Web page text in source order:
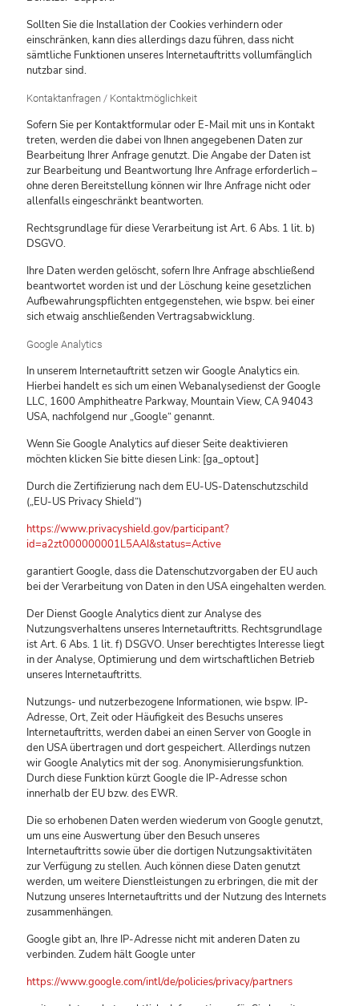
Sollten Sie die Installation der Cookies verhindern oder
einschränken, kann dies allerdings dazu führen, dass nicht
sämtliche Funktionen unseres Internetauftritts vollumfänglich
nutzbar sind.
Kontaktanfragen / Kontaktmöglichkeit
Sofern Sie per Kontaktformular oder E-Mail mit uns in Kontakt
treten, werden die dabei von Ihnen angegebenen Daten zur
Bearbeitung Ihrer Anfrage genutzt. Die Angabe der Daten ist
zur Bearbeitung und Beantwortung Ihre Anfrage erforderlich –
ohne deren Bereitstellung können wir Ihre Anfrage nicht oder
allenfalls eingeschränkt beantworten.
Rechtsgrundlage für diese Verarbeitung ist Art. 6 Abs. 1 lit. b)
DSGVO.
Ihre Daten werden gelöscht, sofern Ihre Anfrage abschließend
beantwortet worden ist und der Löschung keine gesetzlichen
Aufbewahrungspflichten entgegenstehen, wie bspw. bei einer
sich etwaig anschließenden Vertragsabwicklung.
Google Analytics
In unserem Internetauftritt setzen wir Google Analytics ein.
Hierbei handelt es sich um einen Webanalysedienst der Google
LLC, 1600 Amphitheatre Parkway, Mountain View, CA 94043
USA, nachfolgend nur „Google“ genannt.
Wenn Sie Google Analytics auf dieser Seite deaktivieren
möchten klicken Sie bitte diesen Link: [ga_optout]
Durch die Zertifizierung nach dem EU-US-Datenschutzschild
(„EU-US Privacy Shield“)
https://www.privacyshield.gov/participant?
id=a2zt000000001L5AAI&status=Active
garantiert Google, dass die Datenschutzvorgaben der EU auch
bei der Verarbeitung von Daten in den USA eingehalten werden.
Der Dienst Google Analytics dient zur Analyse des
Nutzungsverhaltens unseres Internetauftritts. Rechtsgrundlage
ist Art. 6 Abs. 1 lit. f) DSGVO. Unser berechtigtes Interesse liegt
in der Analyse, Optimierung und dem wirtschaftlichen Betrieb
unseres Internetauftritts.
Nutzungs- und nutzerbezogene Informationen, wie bspw. IP-
Adresse, Ort, Zeit oder Häufigkeit des Besuchs unseres
Internetauftritts, werden dabei an einen Server von Google in
den USA übertragen und dort gespeichert. Allerdings nutzen
wir Google Analytics mit der sog. Anonymisierungsfunktion.
Durch diese Funktion kürzt Google die IP-Adresse schon
innerhalb der EU bzw. des EWR.
Die so erhobenen Daten werden wiederum von Google genutzt,
um uns eine Auswertung über den Besuch unseres
Internetauftritts sowie über die dortigen Nutzungsaktivitäten
zur Verfügung zu stellen. Auch können diese Daten genutzt
werden, um weitere Dienstleistungen zu erbringen, die mit der
Nutzung unseres Internetauftritts und der Nutzung des Internets
zusammenhängen.
Google gibt an, Ihre IP-Adresse nicht mit anderen Daten zu
verbinden. Zudem hält Google unter
https://www.google.com/intl/de/policies/privacy/partners